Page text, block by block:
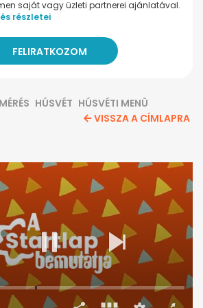
saját vagy üzleti partnerei ajánlatával.
részletei
HÚSVÉT HÚSVÉTI MENÜ
VISSZA A CÍMLAPRA